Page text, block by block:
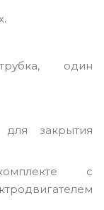
один
закрытия
с